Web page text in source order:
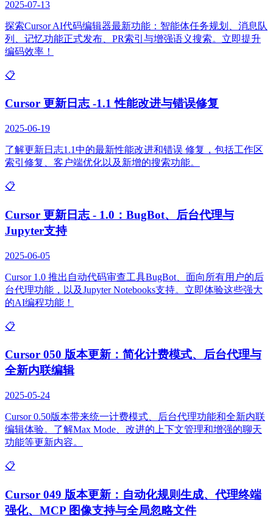
2025-07-13
探索Cursor AI代码编辑器最新功能：智能体任务规划、消息队
列、记忆功能正式发布、PR索引与增强语义搜索。立即提升
编码效率！
📋
Cursor 更新日志 -1.1 性能改进与错误修复
2025-06-19
了解更新日志1.1中的最新性能改进和错误 修复，包括工作区
索引修复、客户端优化以及新增的搜索功能。
📋
Cursor 更新日志 - 1.0：BugBot、后台代理与
Jupyter支持
2025-06-05
Cursor 1.0 推出自动代码审查工具BugBot、面向所有用户的后
台代理功能，以及Jupyter Notebooks支持。立即体验这些强大
的AI编程功能！
📋
Cursor 050 版本更新：简化计费模式、后台代理与
全新内联编辑
2025-05-24
Cursor 0.50版本带来统一计费模式、后台代理功能和全新内联
编辑体验。了解Max Mode、改进的上下文管理和增强的聊天
功能等更新内容。
📋
Cursor 049 版本更新：自动化规则生成、代理终端
强化、MCP 图像支持与全局忽略文件